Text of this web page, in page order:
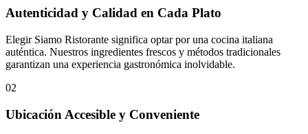
Autenticidad y Calidad en Cada Plato
Elegir Siamo Ristorante significa optar por una cocina italiana
auténtica. Nuestros ingredientes frescos y métodos tradicionales
garantizan una experiencia gastronómica inolvidable.
02
Ubicación Accesible y Conveniente